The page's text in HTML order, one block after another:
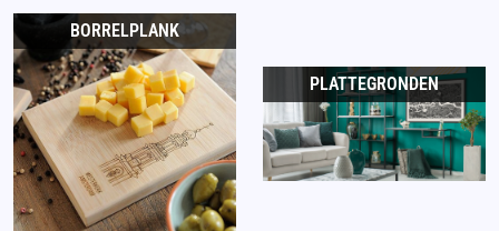
BORRELPLANK
PLATTEGRONDEN